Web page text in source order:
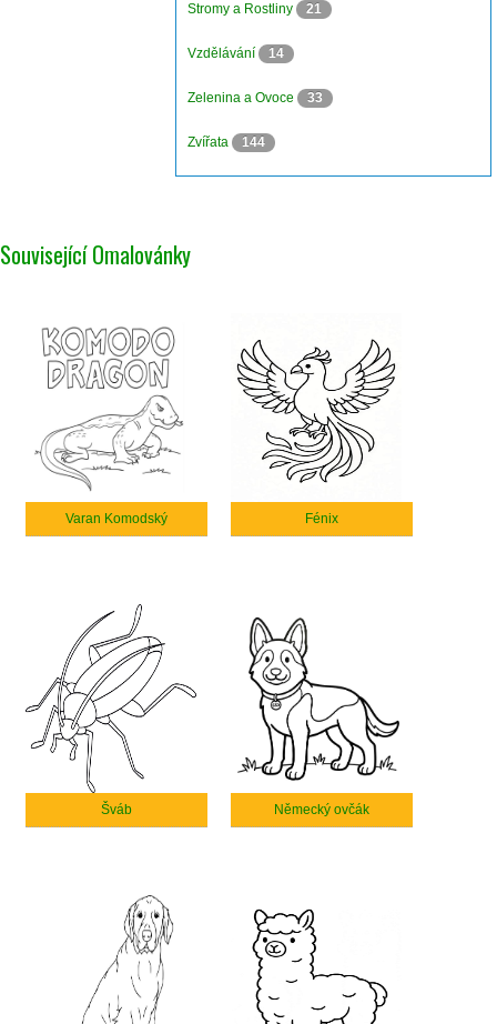
Stromy a Rostliny 21
Vzdělávání 14
Zelenina a Ovoce 33
Zvířata 144
Související Omalovánky
Varan Komodský Fénix
Šváb Německý ovčák